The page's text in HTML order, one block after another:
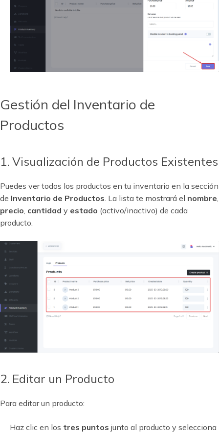
Gestión del Inventario de
Productos
1. Visualización de Productos Existentes
Puedes ver todos los productos en tu inventario en la sección
de Inventario de Productos . La lista te mostrará el nombre
precio cantidad y estado (activo/inactivo) de cada
producto.
2. Editar un Producto
Para editar un producto:
Haz clic en los tres puntos junto al producto y selecciona